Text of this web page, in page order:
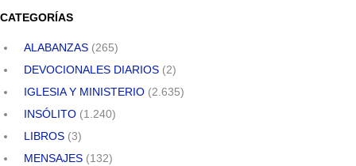
CATEGORÍAS
ALABANZAS (265)
DEVOCIONALES DIARIOS (2)
IGLESIA Y MINISTERIO (2.635)
INSÓLITO (1.240)
LIBROS (3)
MENSAJES (132)